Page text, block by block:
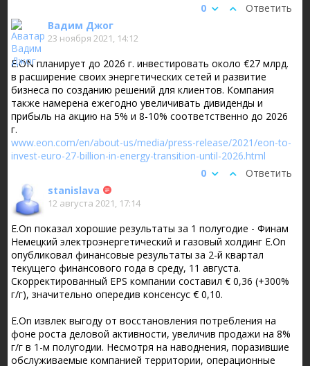
Ответить
0
Вадим Джог
23 ноября 2021, 14:12
E.ON планирует до 2026 г. инвестировать около €27 млрд.
в расширение своих энергетических сетей и развитие
бизнеса по созданию решений для клиентов. Компания
также намерена ежегодно увеличивать дивиденды и
прибыль на акцию на 5% и 8-10% соответственно до 2026
г.
www.eon.com/en/about-us/media/press-release/2021/eon-to-
invest-euro-27-billion-in-energy-transition-until-2026.html
Ответить
0
stanislava
12 августа 2021, 17:14
E.On показал хорошие результаты за 1 полугодие - Финам
Немецкий электроэнергетический и газовый холдинг E.On
опубликовал финансовые результаты за 2-й квартал
текущего финансового года в среду, 11 августа.
Скорректированный EPS компании составил € 0,36 (+300%
г/г), значительно опередив консенсус € 0,10.
E.On извлек выгоду от восстановления потребления на
фоне роста деловой активности, увеличив продажи на 8%
г/г в 1-м полугодии. Несмотря на наводнения, поразившие
обслуживаемые компанией территории, операционные